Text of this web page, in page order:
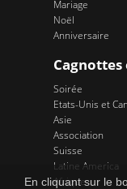
Mariage
Noël
Anniversaire
Cagnottes
Soirée
Etats-Unis et
Asie
Association
Suisse
Latine America
Afrique
En cliquant sur le